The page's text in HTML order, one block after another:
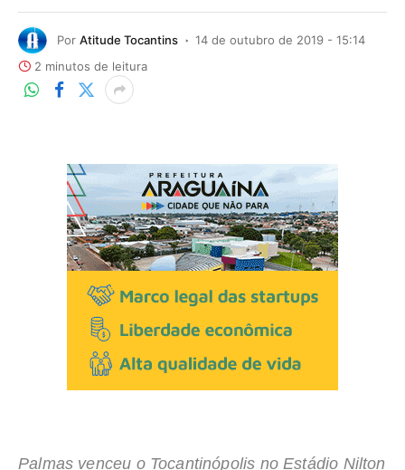
Por Atitude Tocantins
14 de outubro de 2019 - 15:14
2 minutos de leitura
Palmas venceu o Tocantinópolis no Estádio Nilton